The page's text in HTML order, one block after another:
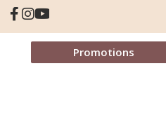
Promotions